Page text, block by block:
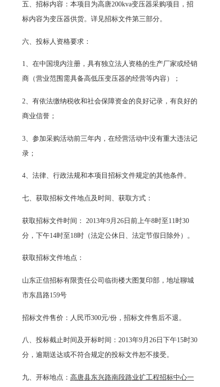
五、招标内容： 本项目为高唐200kva变压器采购项目， 招
标内容为变压器供货。详见招标文件第三部分。
六、投标人资格要求：
1、在中国境内注册，具有独立法人资格的生产厂家或经销
商（营业范围需具备高低压变压器的经营等内容）；
2、有依法缴纳税收和社会保障资金的良好记录，有良好的
商业信誉；
3、参加采购活动前三年内，在经营活动中没有重大违法记
录；
4、法律、行政法规和本项目招标文件规定的其他条件。
七、获取招标文件地点及时间、获取方式：
获取招标文件时间： 2013年9月 26日前上午8时至 11 时30
分，下午14时至 18时（法定公休日、法定节假日除外）。
获取招标文件地点：
山东正信招标有限责任公司临街楼大图复印部，地址聊城
市东昌路159号
招标文件售价：人民币300元/份，招标文件售后不退。
八、 投标截止时间及开标时间： 2013年9月 26日下午15时30
分，逾期送达或不符合规定的投标文件恕不接受。
九、 开标地点： 高唐县东兴路南段路业扩工程招标中心一